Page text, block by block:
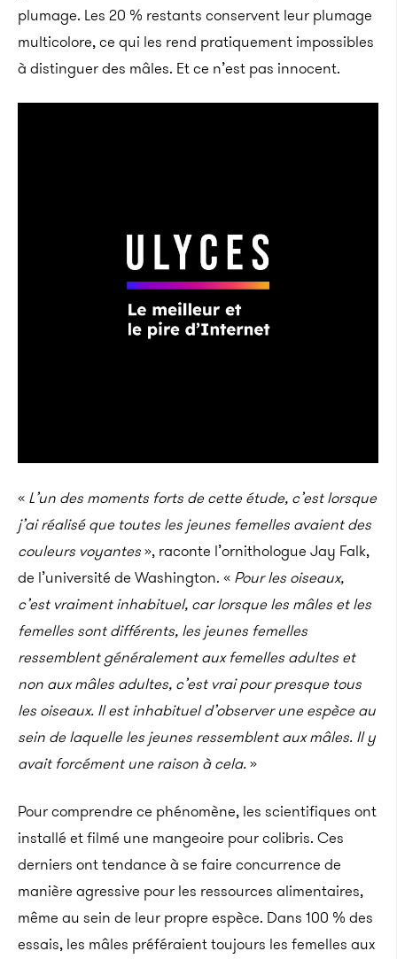
plumage. Les 20 % restants conservent leur plumage
multicolore, ce qui les rend pratiquement impossibles
à distinguer des mâles. Et ce n’est pas innocent.
« L’un des moments forts de cette étude, c’est lorsque
j’ai réalisé que toutes les jeunes femelles avaient des
couleurs voyantes», raconte l’ornithologue Jay Falk,
de l’université de Washington. « Pour les oiseaux,
c’est vraiment inhabituel, car lorsque les mâles et les
femelles sont différents, les jeunes femelles
ressemblent généralement aux femelles adultes et
non aux mâles adultes, c’est vrai pour presque tous
les oiseaux. Il est inhabituel d’observer une espèce au
sein de laquelle les jeunes ressemblent aux mâles. Il y
avait forcément une raison à cela.»
Pour comprendre ce phénomène, les scientifiques ont
installé et filmé une mangeoire pour colibris. Ces
derniers ont tendance à se faire concurrence de
manière agressive pour les ressources alimentaires,
même au sein de leur propre espèce. Dans 100 % des
essais, les mâles préféraient toujours les femelles aux